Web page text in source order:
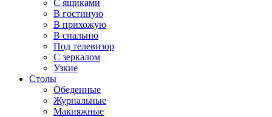
С ящиками
В гостиную
В прихожую
В спальню
Под телевизор
С зеркалом
Узкие
Столы
Обеденные
Журнальные
Макияжные